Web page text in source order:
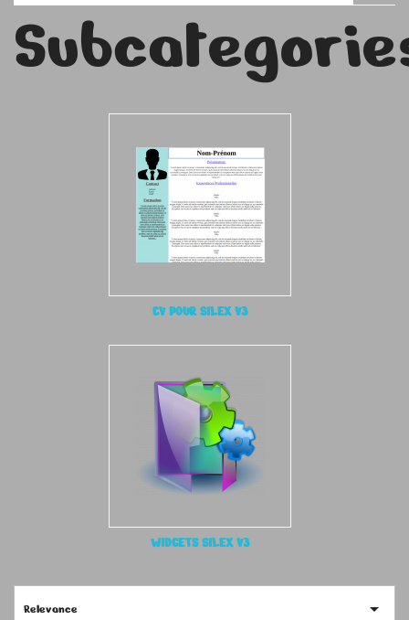
CV POUR SILEX V3
WIDGETS SILEX V3
Relevance 